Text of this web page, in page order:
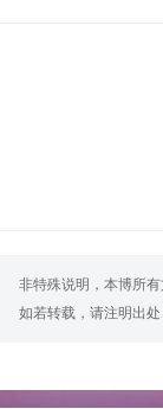
非特殊说明，本博所有
如若转载，请注明出处